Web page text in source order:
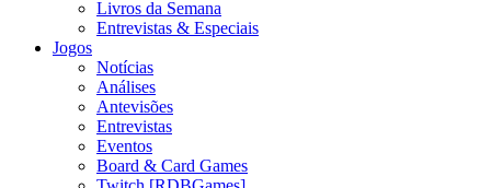
Livros da Semana
Entrevistas & Especiais
Jogos
Notícias
Análises
Antevisões
Entrevistas
Eventos
Board & Card Games